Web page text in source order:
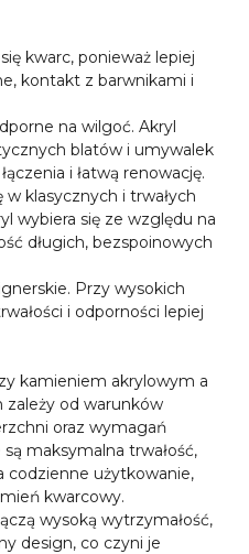
kwarc, ponieważ lepiej
kontakt z barwnikami i
na wilgoć. Akryl
blatów i umywalek
i łatwą renowację.
w klasycznych i trwałych
wybiera się ze względu na
długich, bezspoinowych
Przy wysokich
i odporności lepiej
kamieniem akrylowym a
od warunków
oraz wymagań
maksymalna trwałość,
codzienne użytkowanie,
kwarcowy.
wysoką wytrzymałość,
design, co czyni je